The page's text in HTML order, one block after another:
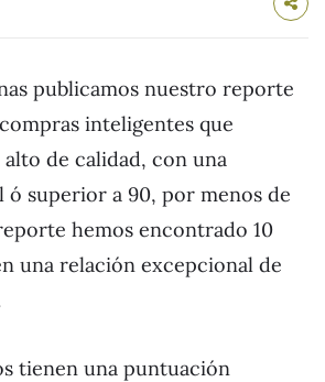
publicamos nuestro reporte
inteligentes que
de calidad, con una
superior a 90, por menos de
hemos encontrado 10
una relación excepcional de
tienen una puntuación